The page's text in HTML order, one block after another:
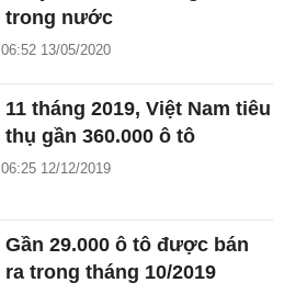
trong nước
06:52 13/05/2020
11 tháng 2019, Việt Nam tiêu
thụ gần 360.000 ô tô
06:25 12/12/2019
Gần 29.000 ô tô được bán
ra trong tháng 10/2019